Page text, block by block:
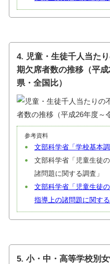
4. 児童・生徒千人当た
期欠席者数の推移（平成
県・全国比）
参考資料
文部科学省「学校基本調
文部科学省「児童生徒
諸問題に関する調査」
文部科学省「児童生徒
指導上の諸問題に関する
5. 小・中・高等学校別